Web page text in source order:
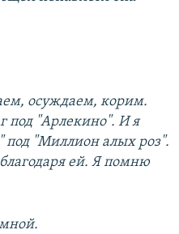
осуждаем, корим.
под "Арлекино". И я
под "Миллион алых роз".
ей. Я помню